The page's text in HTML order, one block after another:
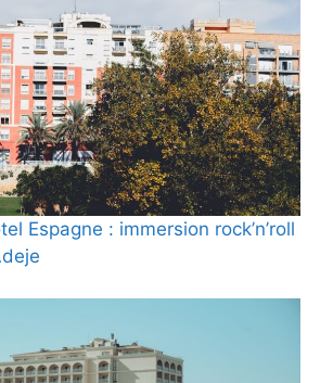
Espagne : immersion rock’n’roll